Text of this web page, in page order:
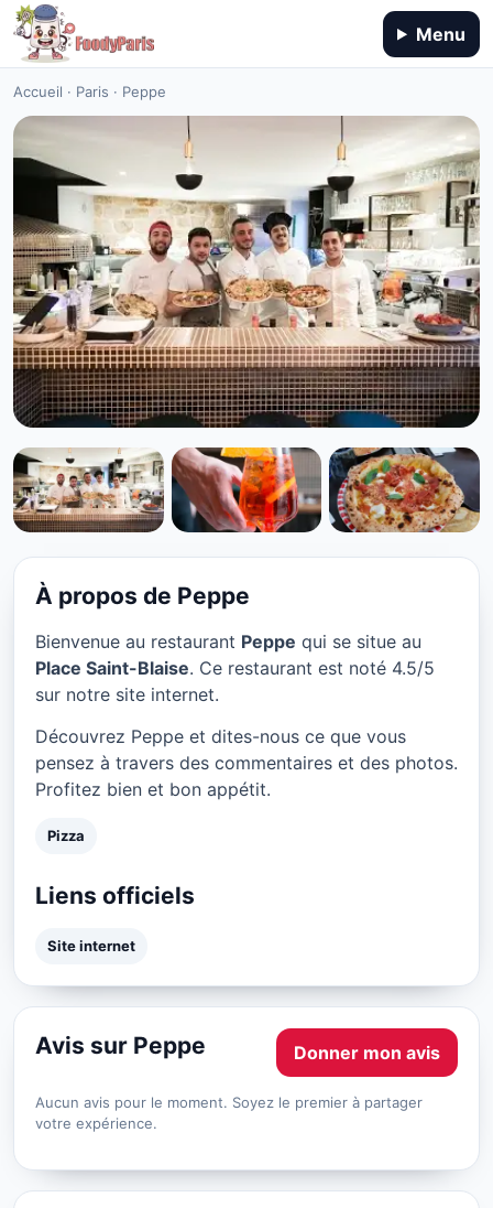
Menu
Accueil · Paris · Peppe
PIZZA
Peppe à Paris
★ 4.5/5
À propos de Peppe
Bienvenue au restaurant Peppe qui se situe au
Place Saint-Blaise. Ce restaurant est noté 4.5/5
sur notre site internet.
Découvrez Peppe et dites-nous ce que vous
pensez à travers des commentaires et des photos.
Profitez bien et bon appétit.
Pizza
Liens officiels
Site internet
Avis sur Peppe Donner mon avis
Aucun avis pour le moment. Soyez le premier à partager
votre expérience.